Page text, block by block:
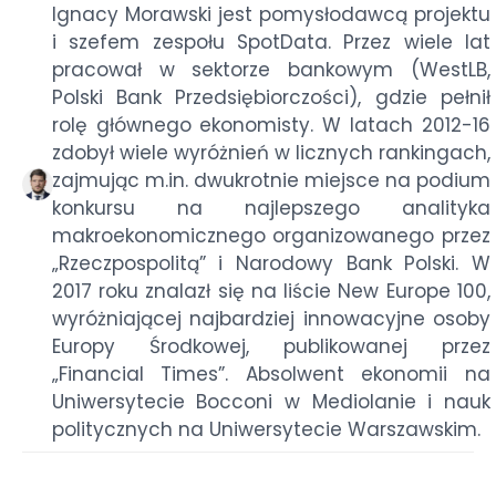
Ignacy Morawski jest pomysłodawcą projektu
i szefem zespołu SpotData. Przez wiele lat
pracował w sektorze bankowym (WestLB,
Polski Bank Przedsiębiorczości), gdzie pełnił
rolę głównego ekonomisty. W latach 2012-16
zdobył wiele wyróżnień w licznych rankingach,
zajmując m.in. dwukrotnie miejsce na podium
konkursu na najlepszego analityka
makroekonomicznego organizowanego przez
„Rzeczpospolitą” i Narodowy Bank Polski. W
2017 roku znalazł się na liście New Europe 100,
wyróżniającej najbardziej innowacyjne osoby
Europy Środkowej, publikowanej przez
„Financial Times”. Absolwent ekonomii na
Uniwersytecie Bocconi w Mediolanie i nauk
politycznych na Uniwersytecie Warszawskim.